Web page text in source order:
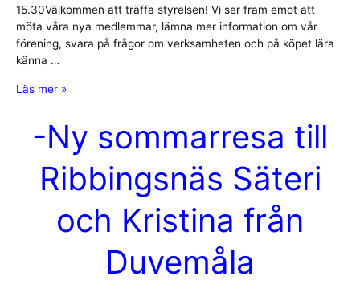
15.30Välkommen att träffa styrelsen! Vi ser fram emot att
möta våra nya medlemmar, lämna mer information om vår
förening, svara på frågor om verksamheten och på köpet lära
känna …
-
nya
medlemmar
Läs mer »
-Ny sommarresa till
Ribbingsnäs Säteri
och Kristina från
Duvemåla